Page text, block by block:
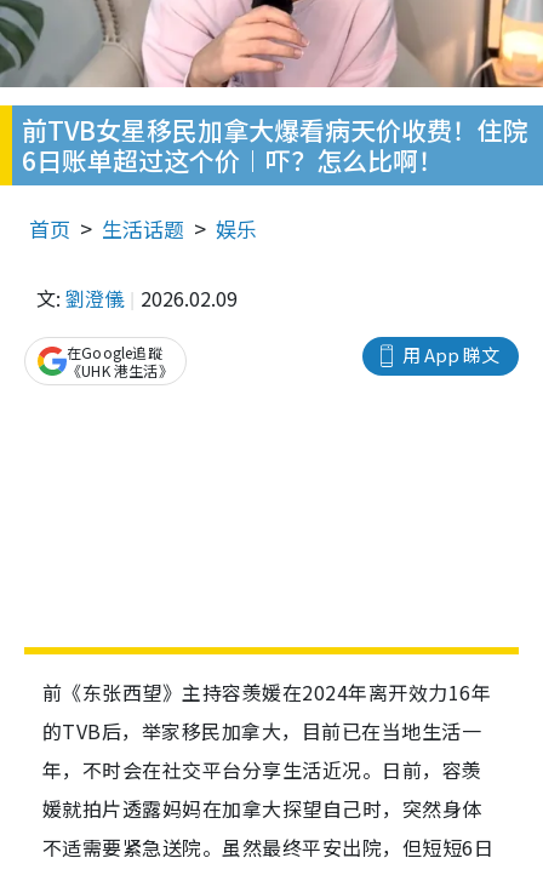
前TVB女星移民加拿大爆看病天价收费！住院
6日账单超过这个价︱吓？怎么比啊！
首页 生活话题 娱乐
文: 劉澄儀 2026.02.09
用 App 睇文
在Google追蹤
《UHK 港生活》
前《东张西望》主持容羡媛在2024年离开效力16年
的TVB后，举家移民加拿大，目前已在当地生活一
年，不时会在社交平台分享生活近况。日前，容羡
媛就拍片透露妈妈在加拿大探望自己时，突然身体
不适需要紧急送院。虽然最终平安出院，但短短6日